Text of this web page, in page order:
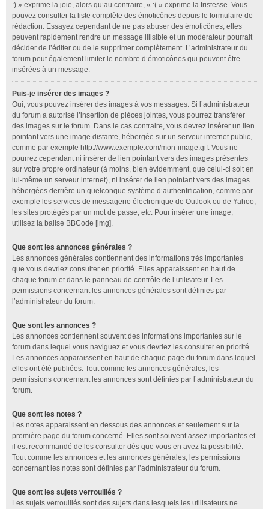
:) » exprime la joie, alors qu’au contraire, « :( » exprime la tristesse. Vous
pouvez consulter la liste complète des émoticônes depuis le formulaire de
rédaction. Essayez cependant de ne pas abuser des émoticônes, elles
peuvent rapidement rendre un message illisible et un modérateur pourrait
décider de l’éditer ou de le supprimer complètement. L’administrateur du
forum peut également limiter le nombre d’émoticônes qui peuvent être
insérées à un message.
Puis-je insérer des images ?
Oui, vous pouvez insérer des images à vos messages. Si l’administrateur
du forum a autorisé l’insertion de pièces jointes, vous pourrez transférer
des images sur le forum. Dans le cas contraire, vous devrez insérer un lien
pointant vers une image distante, hébergée sur un serveur internet public,
comme par exemple http://www.exemple.com/mon-image.gif. Vous ne
pourrez cependant ni insérer de lien pointant vers des images présentes
sur votre propre ordinateur (à moins, bien évidemment, que celui-ci soit en
lui-même un serveur internet), ni insérer de lien pointant vers des images
hébergées derrière un quelconque système d’authentification, comme par
exemple les services de messagerie électronique de Outlook ou de Yahoo,
les sites protégés par un mot de passe, etc. Pour insérer une image,
utilisez la balise BBCode [img].
Que sont les annonces générales ?
Les annonces générales contiennent des informations très importantes
que vous devriez consulter en priorité. Elles apparaissent en haut de
chaque forum et dans le panneau de contrôle de l’utilisateur. Les
permissions concernant les annonces générales sont définies par
l’administrateur du forum.
Que sont les annonces ?
Les annonces contiennent souvent des informations importantes sur le
forum dans lequel vous naviguez et vous devriez les consulter en priorité.
Les annonces apparaissent en haut de chaque page du forum dans lequel
elles ont été publiées. Tout comme les annonces générales, les
permissions concernant les annonces sont définies par l’administrateur du
forum.
Que sont les notes ?
Les notes apparaissent en dessous des annonces et seulement sur la
première page du forum concerné. Elles sont souvent assez importantes et
il est recommandé de les consulter dès que vous en avez la possibilité.
Tout comme les annonces et les annonces générales, les permissions
concernant les notes sont définies par l’administrateur du forum.
Que sont les sujets verrouillés ?
Les sujets verrouillés sont des sujets dans lesquels les utilisateurs ne